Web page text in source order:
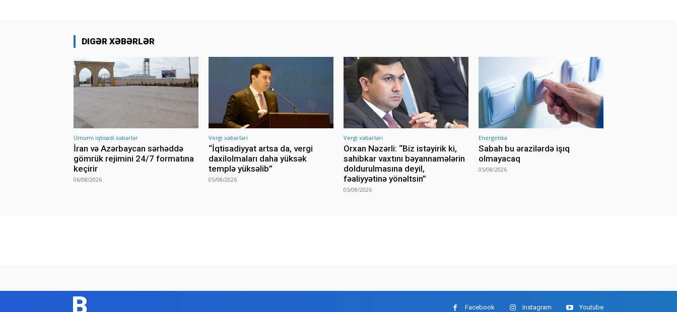
DIGƏR XƏBƏRLƏR
Ümumi iqtisadi xəbərlər
İran və Azərbaycan sərhəddə
gömrük rejimini 24/7 formatına
keçirir
06/08/2026
Vergi xəbərləri
“İqtisadiyyat artsa da, vergi
daxilolmaları daha yüksək
templə yüksəlib”
05/08/2026
Vergi xəbərləri
Orxan Nəzərli: “Biz istəyirik ki,
sahibkar vaxtını bəyannamələrin
doldurulmasına deyil,
fəaliyyətinə yönəltsin”
05/08/2026
Energetika
Sabah bu ərazilərdə işıq
olmayacaq
05/08/2026
B Facebook Instagram Youtube